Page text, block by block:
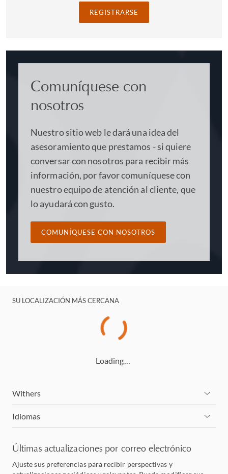
REGISTRARSE
Comuníquese con
nosotros
Nuestro sitio web le dará una idea del
asesoramiento que prestamos - si quiere
conversar con nosotros para recibir más
información, por favor comuníquese con
nuestro equipo de atención al cliente, que
lo ayudará con gusto.
COMUNÍQUESE CON NOSOTROS
SU LOCALIZACIÓN MÁS CERCANA
Loading…
Withers
Idiomas
Últimas actualizaciones por correo electrónico
Ajuste sus preferencias para recibir perspectivas y